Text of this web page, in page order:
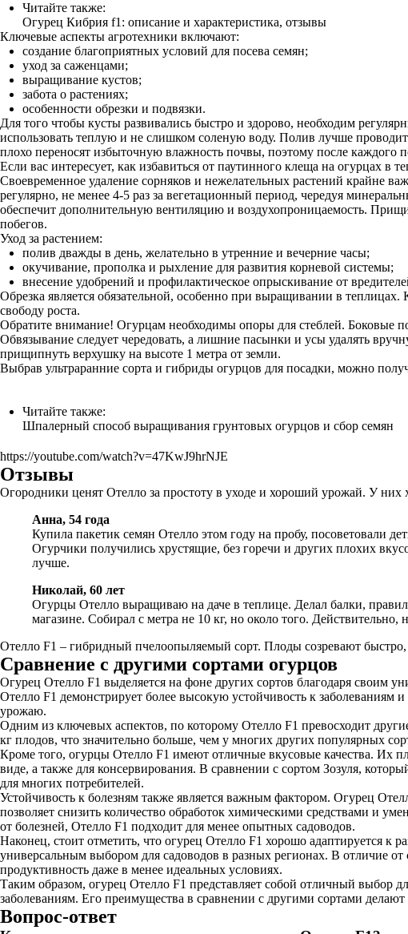
Читайте также:
Огурец Кибрия f1: описание и характеристика, отзывы
Ключевые аспекты агротехники включают:
создание благоприятных условий для посева семян;
уход за саженцами;
выращивание кустов;
забота о растениях;
особенности обрезки и подвязки.
Для того чтобы кусты развивались быстро и здорово, необходим
использовать теплую и не слишком соленую воду. Полив лучше
плохо переносят избыточную влажность почвы, поэтому после каждого
Если вас интересует, как избавиться от паутинного клеща на огурцах
Своевременное удаление сорняков и нежелательных растений крайне
регулярно, не менее 4-5 раз за вегетационный период, чередуя
обеспечит дополнительную вентиляцию и воздухопроницаемость.
побегов.
Уход за растением:
полив дважды в день, желательно в утренние и вечерние часы;
окучивание, прополка и рыхление для развития корневой системы;
внесение удобрений и профилактическое опрыскивание от
Обрезка является обязательной, особенно при выращивании в
свободу роста.
Обратите внимание! Огурцам необходимы опоры для стеблей. Боковые
Обвязывание следует чередовать, а лишние пасынки и усы удалять
прищипнуть верхушку на высоте 1 метра от земли.
Выбрав ультраранние сорта и гибриды огурцов для посадки, можно
Читайте также:
Шпалерный способ выращивания грунтовых огурцов и сбор семян
https://youtube.com/watch?v=47KwJ9hrNJE
Отзывы
Огородники ценят Отелло за простоту в уходе и хороший урожай. У
Анна, 54 года
Купила пакетик семян Отелло этом году на пробу, посоветовали
Огурчики получились хрустящие, без горечи и других плохих
лучше.
Николай, 60 лет
Огурцы Отелло выращиваю на даче в теплице. Делал балки,
магазине. Собирал с метра не 10 кг, но около того.
Отелло F1 – гибридный пчелоопыляемый сорт. Плоды созревают
Сравнение с другими сортами огурцов
Огурец Отелло F1 выделяется на фоне других сортов благодаря своим
Отелло F1 демонстрирует более высокую устойчивость к
урожаю.
Одним из ключевых аспектов, по которому Отелло F1 превосходит
кг плодов, что значительно больше, чем у многих других популярных
Кроме того, огурцы Отелло F1 имеют отличные вкусовые качества. Их
виде, а также для консервирования. В сравнении с сортом Зозуля,
для многих потребителей.
Устойчивость к болезням также является важным фактором. Огурец
позволяет снизить количество обработок химическими средствами и
от болезней, Отелло F1 подходит для менее опытных садоводов.
Наконец, стоит отметить, что огурец Отелло F1 хорошо адаптируется
универсальным выбором для садоводов в разных регионах. В отличие
продуктивность даже в менее идеальных условиях.
Таким образом, огурец Отелло F1 представляет собой отличный
заболеваниям. Его преимущества в сравнении с другими сортами
Вопрос-ответ